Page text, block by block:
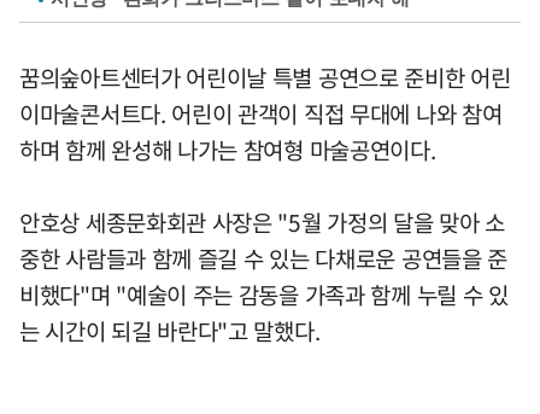
꿈의숲아트센터가 어린이날 특별 공연으로 준비한 어린
이마술콘서트다. 어린이 관객이 직접 무대에 나와 참여
하며 함께 완성해 나가는 참여형 마술공연이다.
안호상 세종문화회관 사장은 "5월 가정의 달을 맞아 소
중한 사람들과 함께 즐길 수 있는 다채로운 공연들을 준
비했다"며 "예술이 주는 감동을 가족과 함께 누릴 수 있
는 시간이 되길 바란다"고 말했다.